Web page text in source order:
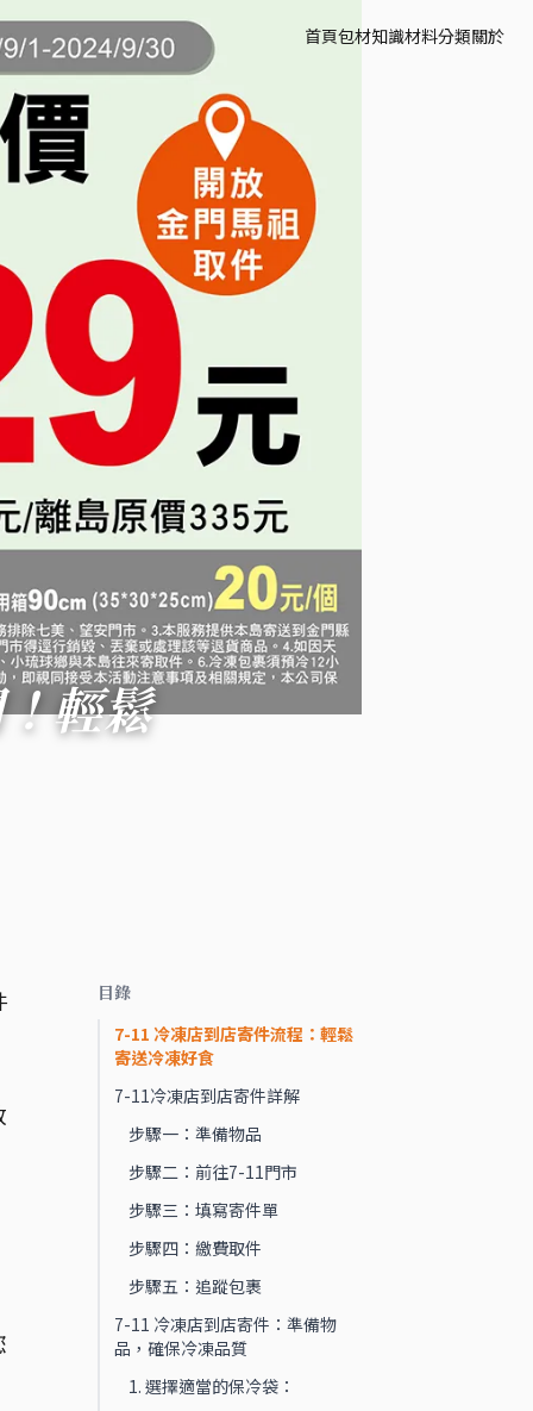
首頁包材知識材料分類關於
輕鬆
目錄
7-11 冷凍店到店寄件流程：輕鬆
寄送冷凍好食
7-11冷凍店到店寄件詳解
步驟一：準備物品
步驟二：前往7-11門市
步驟三：填寫寄件單
步驟四：繳費取件
步驟五：追蹤包裹
7-11 冷凍店到店寄件：準備物
品，確保冷凍品質
1. 選擇適當的保冷袋：